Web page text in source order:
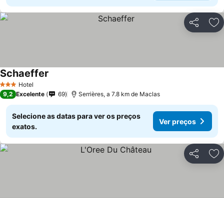
Partilhar
3 EstrelasHotel
Schaeffer
9,2 Excelente 69 Serrières, a 7.8 km de Maclas
Selecione as datas para ver os preços
exatos.
Ver preços
Partilhar